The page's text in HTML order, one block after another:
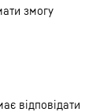
змогу
відповідати